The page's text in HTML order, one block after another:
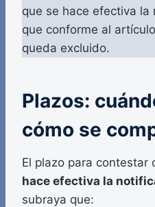
que se hace efectiva
que conforme al
queda excluido.
Plazos:
cómo se
El plazo para contestar
hace efectiva la
subraya que: